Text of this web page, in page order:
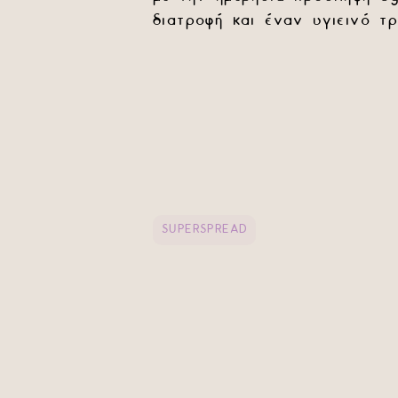
διατροφή και έναν υγιεινό
SUPERSPREAD